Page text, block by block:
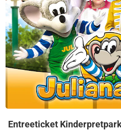
Entreeticket